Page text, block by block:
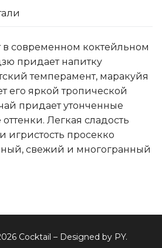
в современном коктейльном
придает напитку
темперамент, маракуйя
его яркой тропической
придает утонченные
Легкая сладость
игристость просекко
свежий и многогранный
Cocktail – Designed by PY.